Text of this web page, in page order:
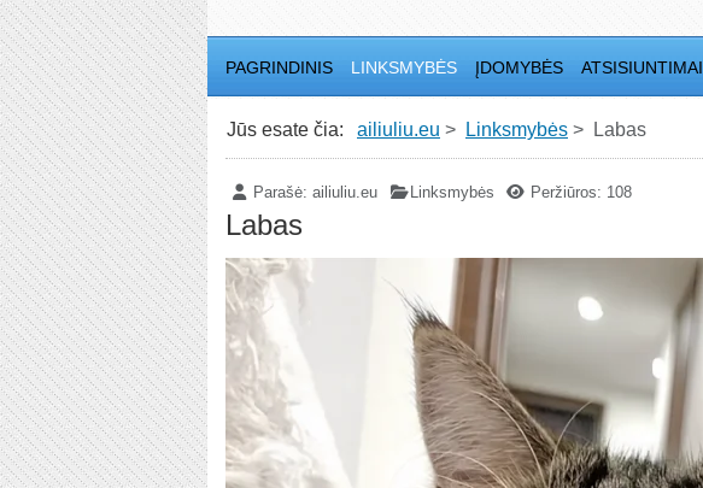
PAGRINDINIS LINKSMYBĖS ĮDOMYBĖS ATSISIUNTIMAI
Jūs esate čia: ailiuliu.eu Linksmybės Labas
Parašė:ailiuliu.eu Linksmybės Peržiūros: 108
Labas